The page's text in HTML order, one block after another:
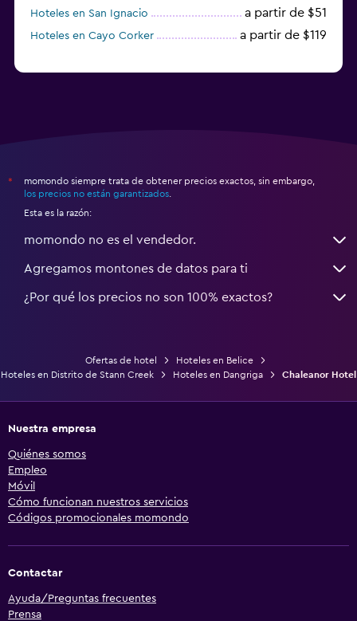
Hoteles en San Ignacio a partir de $51
Hoteles en Cayo Corker a partir de $119
*
momondo siempre trata de obtener precios exactos, sin embargo,
los precios no están garantizados
Esta es la razón:
momondo no es el vendedor.
Agregamos montones de datos para ti
¿Por qué los precios no son 100% exactos?
Ofertas de hotel
Hoteles en Belice
Hoteles en Distrito de Stann Creek
Hoteles en Dangriga Chaleanor Hotel
Nuestra empresa
Quiénes somos
Empleo
Móvil
Cómo funcionan nuestros servicios
Códigos promocionales momondo
Contactar
Ayuda/Preguntas frecuentes
Prensa